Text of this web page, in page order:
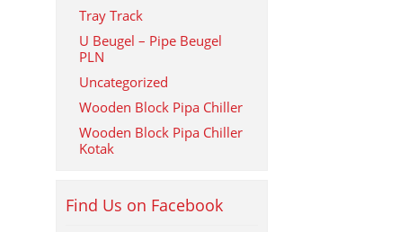
Tray Track
U Beugel – Pipe Beugel
PLN
Uncategorized
Wooden Block Pipa Chiller
Wooden Block Pipa Chiller
Kotak
Find Us on Facebook